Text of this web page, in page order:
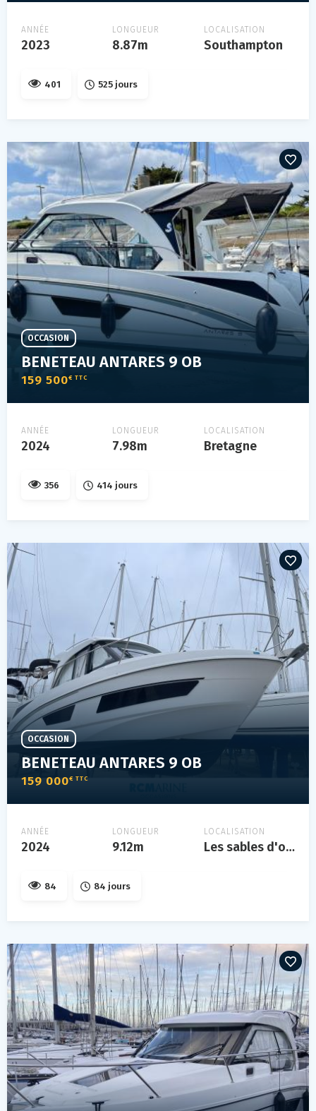
ANNÉE
2023
LONGUEUR
8.87m
LOCALISATION
Southampton
401 525 jours
BENETEAU ANTARES 9 OB
159 500€ TTC
OCCASION
ANNÉE
2024
LONGUEUR
7.98m
LOCALISATION
Bretagne
356 414 jours
BENETEAU ANTARES 9 OB
159 000€ TTC
OCCASION
ANNÉE
2024
LONGUEUR
9.12m
LOCALISATION
Les sables d'olonne
84 84 jours